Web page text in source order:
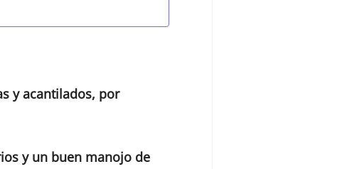
y acantilados, por
y un buen manojo de